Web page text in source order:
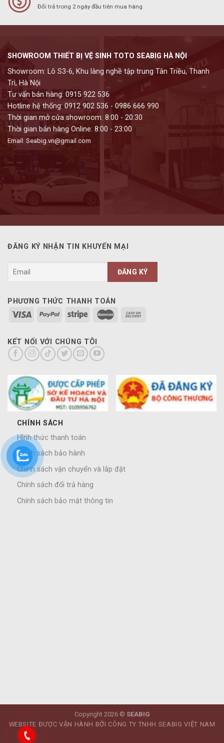
Đổi trả trong 2 ngày đầu tiên mua hàng
SHOWROOM THIẾT BỊ VỆ SINH TOTO SEABIG HÀ NỘI
Showroom: Lô S3-6, Khu làng nghề tập trung Tân Triều, Thanh
Trì, Hà Nội
Tư vấn bán hàng: 0915 922 536
Hotline hệ thống: 0912 902 536 - 0986 666 990
Thời gian mở cửa showroom: 8:00 - 20:30
Thời gian bán hàng Online: 8:00 - 23:00
Email: Seabig.vn@gmail.com
ĐĂNG KÝ NHẬN TIN KHUYẾN MẠI
PHƯƠNG THỨC THANH TOÁN
KẾT NỐI VỚI CHÚNG TÔI
CHÍNH SÁCH
Hình thức thanh toán
Chính sách bảo hành
Chính sách vận chuyển và lắp đặt
Chính sách đổi trả hàng
Chính sách bảo mật thông tin
Copyright 2026 © SEABIG
WEBSITE ĐƯỢC VẬN HÀNH BỞI CÔNG TY TNHH SEABIG VIỆT NAM